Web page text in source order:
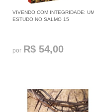
VIVENDO COM INTEGRIDADE: UM
ESTUDO NO SALMO 15
por R$ 54,00